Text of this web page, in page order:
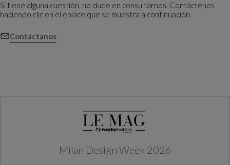
Si tiene alguna cuestión, no dude en consultarnos. Contáctenos
haciendo clic en el enlace que se muestra a continuación.
Contáctanos
Milan Design Week 2026